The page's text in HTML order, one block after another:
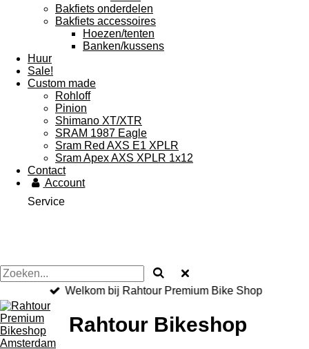
Bakfiets onderdelen
Bakfiets accessoires
Hoezen/tenten
Banken/kussens
Huur
Sale!
Custom made
Rohloff
Pinion
Shimano XT/XTR
SRAM 1987 Eagle
Sram Red AXS E1 XPLR
Sram Apex AXS XPLR 1x12
Contact
Account
Service
Welkom bij Rahtour Premium Bike Shop
­Rahtour Bikeshop